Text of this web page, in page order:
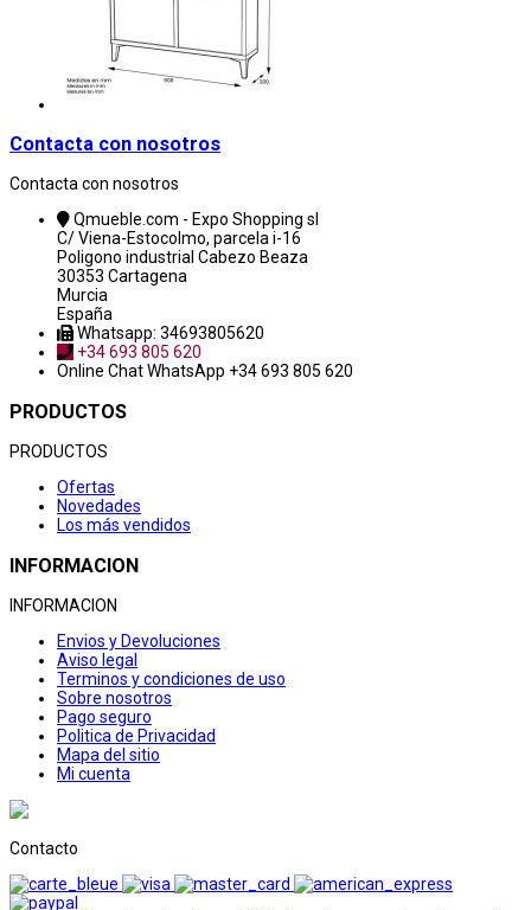
Contacta con nosotros
Contacta con nosotros
Qmueble.com - Expo Shopping sl
C/ Viena-Estocolmo, parcela i-16
Poligono industrial Cabezo Beaza
30353 Cartagena
Murcia
España
Whatsapp: 34693805620
+34 693 805 620
Online ChatWhatsApp +34 693 805 620
PRODUCTOS
PRODUCTOS
Ofertas
Novedades
Los más vendidos
INFORMACION
INFORMACION
Envios y Devoluciones
Aviso legal
Terminos y condiciones de uso
Sobre nosotros
Pago seguro
Politica de Privacidad
Mapa del sitio
Mi cuenta
Contacto